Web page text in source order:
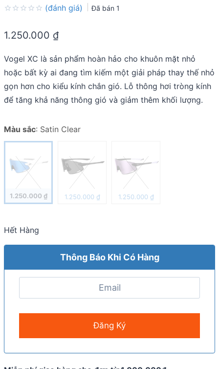
out
(đánh giá) Đã bán 1
1.250.000 ₫
Vogel XC là sản phẩm hoàn hảo cho khuôn mặt nhỏ
hoặc bất kỳ ai đang tìm kiếm một giải pháp thay thế nhỏ
gọn hơn cho kiểu kính chắn gió. Lỗ thông hơi tròng kính
để tăng khả năng thông gió và giảm thêm khối lượng.
Màu sắc: Satin Clear
1.250.000 ₫ 1.250.000 ₫ 1.250.000 ₫
Hết Hàng
Thông Báo Khi Có Hàng